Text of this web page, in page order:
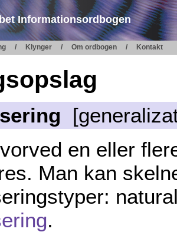
Informationsordbogen
Klynger Om ordbogen Kontakt
en eller
Man kan
.